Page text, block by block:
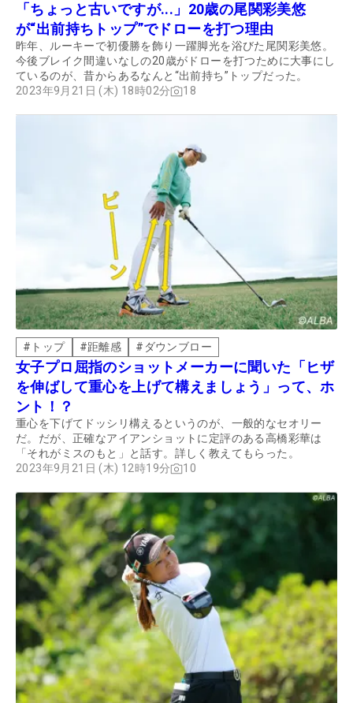
「ちょっと古いですが...」20歳の尾関彩美悠
が“出前持ちトップ”でドローを打つ理由
昨年、ルーキーで初優勝を飾り一躍脚光を浴びた尾関彩美悠。
今後ブレイク間違いなしの20歳がドローを打つために大事にし
ているのが、昔からあるなんと“出前持ち”トップだった。
2023年9月21日 (木) 18時02分
18
# トップ #距離感 # ダウンブロー
女子プロ屈指のショットメーカーに聞いた「ヒザ
を伸ばして重心を上げて構えましょう」って、ホ
ント！？
重心を下げてドッシリ構えるというのが、一般的なセオリー
だ。だが、正確なアイアンショットに定評のある高橋彩華は
「それがミスのもと」と話す。詳しく教えてもらった。
2023年9月21日 (木) 12時19分
10